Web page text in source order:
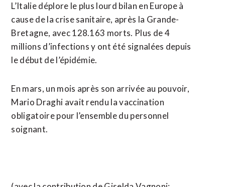
L’Italie déplore le plus lourd bilan en Europe à
cause de la crise sanitaire, après la Grande-
Bretagne, avec 128.163 morts. Plus de 4
millions d’infections y ont été signalées depuis
le début de l’épidémie.
En mars, un mois après son arrivée au pouvoir,
Mario Draghi avait rendu la vaccination
obligatoire pour l’ensemble du personnel
soignant.